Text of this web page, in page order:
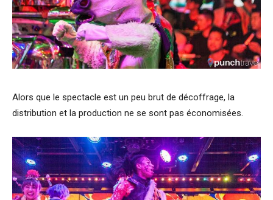
Alors que le spectacle est un peu brut de décoffrage, la
distribution et la production ne se sont pas économisées.